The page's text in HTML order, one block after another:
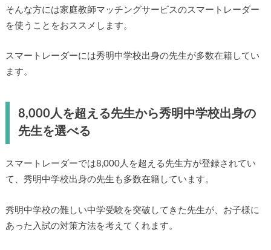
そんな方には家庭教師マッチングサービスのスマートレーダー
を使うことをおススメします。
スマートレーダーには秀明中学校出身の先生が多数在籍してい
ます。
8,000人を超える先生から秀明中学校出身の
先生を選べる
スマートレーダーでは8,000人を超える先生方が登録されてい
て、秀明中学校出身の先生も多数在籍しています。
秀明中学校の難しい中学受験を突破してきた先生が、お子様に
あった入試の対策方法を考えてくれます。